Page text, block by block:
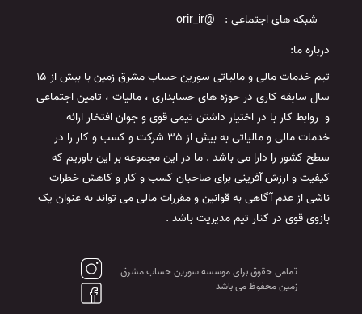
شبکه های اجتماعی : @orir_ir
درباره ما:
تیم خدمات مالی و مالیاتی سورین حساب مشرق زمین با بیش از 15
سال سابقه کاری در حوزه های حسابداری ، مالیات ، تامین اجتماعی
و روابط کار با در اختیار داشتن تیمی قوی و جوان افتخار ارائه
خدمات مالی و مالیاتی به بیش از 35 شرکت و کسب و کار را در
سطح کشور را دارا می باشد . ما در این مجموعه بر این باوریم که
کیفیت و ارزش آفرینی برای صاحبان کسب و کار و کاهش خطرات
ناشی از عدم آگاهی به قوانین و مقررات مالی می تواند به عنوان یک
بازوی قوی در کنار تیم مدیریت باشد .
تمامی حقوق برای موسسه سورین حساب مشرق
زمین محفوظ می باشد